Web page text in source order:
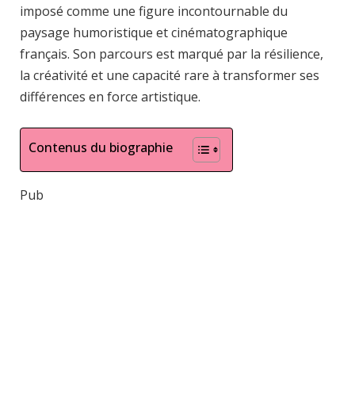
imposé comme une figure incontournable du
paysage humoristique et cinématographique
français. Son parcours est marqué par la résilience,
la créativité et une capacité rare à transformer ses
différences en force artistique.
Contenus du biographie
Pub